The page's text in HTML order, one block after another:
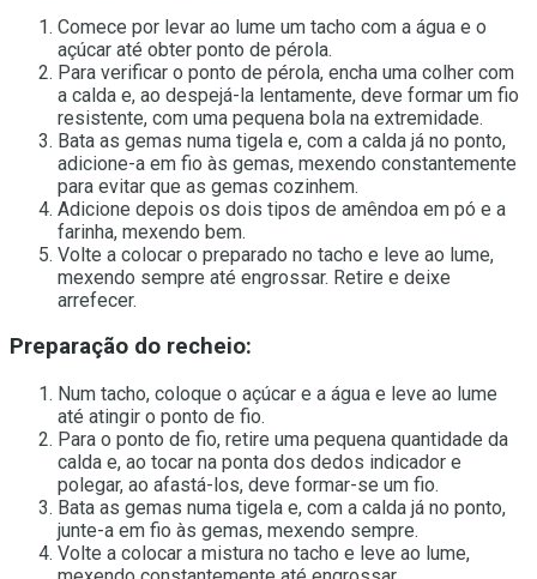
Comece por levar ao lume um tacho com a água e o
açúcar até obter ponto de pérola.
Para verificar o ponto de pérola, encha uma colher com
a calda e, ao despejá-la lentamente, deve formar um fio
resistente, com uma pequena bola na extremidade.
Bata as gemas numa tigela e, com a calda já no ponto,
adicione-a em fio às gemas, mexendo constantemente
para evitar que as gemas cozinhem.
Adicione depois os dois tipos de amêndoa em pó e a
farinha, mexendo bem.
Volte a colocar o preparado no tacho e leve ao lume,
mexendo sempre até engrossar. Retire e deixe
arrefecer.
Preparação do recheio:
Num tacho, coloque o açúcar e a água e leve ao lume
até atingir o ponto de fio.
Para o ponto de fio, retire uma pequena quantidade da
calda e, ao tocar na ponta dos dedos indicador e
polegar, ao afastá-los, deve formar-se um fio.
Bata as gemas numa tigela e, com a calda já no ponto,
junte-a em fio às gemas, mexendo sempre.
Volte a colocar a mistura no tacho e leve ao lume,